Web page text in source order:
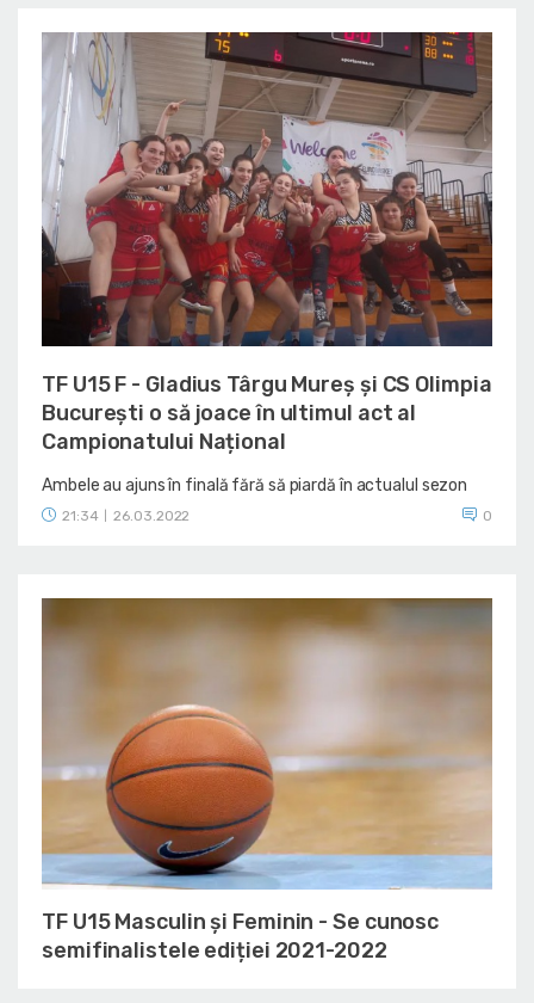
TF U15 F - Gladius Târgu Mureș și CS Olimpia
București o să joace în ultimul act al
Campionatului Național
Ambele au ajuns în finală fără să piardă în actualul sezon
21:34 26.03.2022 0
TF U15 Masculin și Feminin - Se cunosc
semifinalistele ediției 2021-2022